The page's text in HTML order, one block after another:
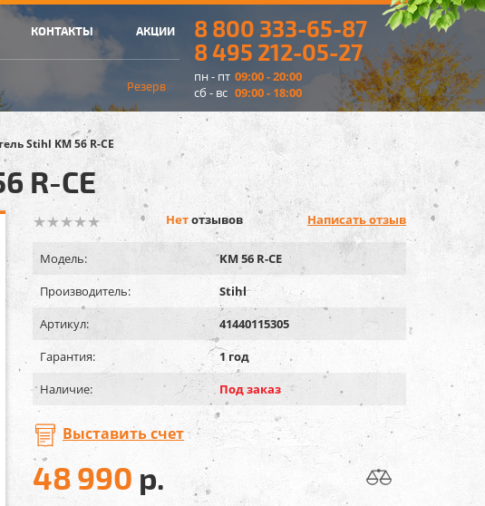
КОНТАКТЫ АКЦИИ
Резерв
8 800 333-65-87
8 495 212-05-27
пн - пт 09:00 - 20:00
сб - вс 09:00 - 18:00
Stihl KM 56 R-CE
R-CE
Нетотзывов Написать отзыв
Модель:
KM 56 R-CE
Производитель:
Stihl
Артикул:
41440115305
Гарантия:
1 год
Наличие:
Под заказ
Выставить счет
48 990 р.